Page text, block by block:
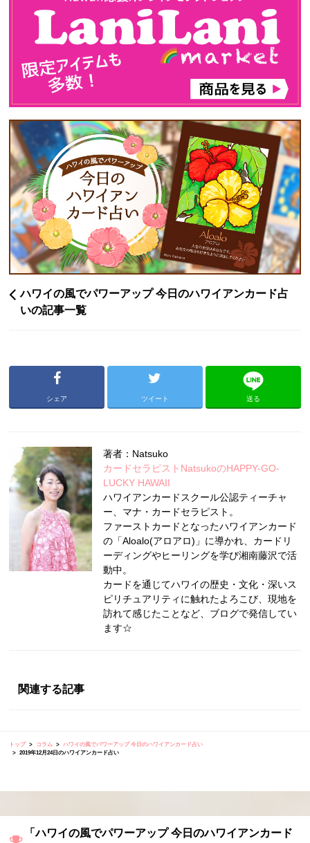
ハワイの風でパワーアップ 今日のハワイアンカード占
いの記事一覧
シェア ツイート 送る
著者：Natsuko
カードセラピストNatsukoのHAPPY-GO-
LUCKY HAWAII
ハワイアンカードスクール公認ティーチャ
ー、マナ・カードセラピスト。
ファーストカードとなったハワイアンカード
の「Aloalo(アロアロ)」に導かれ、カードリ
ーディングやヒーリングを学び湘南藤沢で活
動中。
カードを通じてハワイの歴史・文化・深いス
ピリチュアリティに触れたよろこび、現地を
訪れて感じたことなど、ブログで発信してい
ます☆
関連する記事
トップ コラム
ハワイの風でパワーアップ 今日のハワイアンカード占い
2019年12月24日のハワイアンカード占い
「ハワイの風でパワーアップ 今日のハワイアンカード